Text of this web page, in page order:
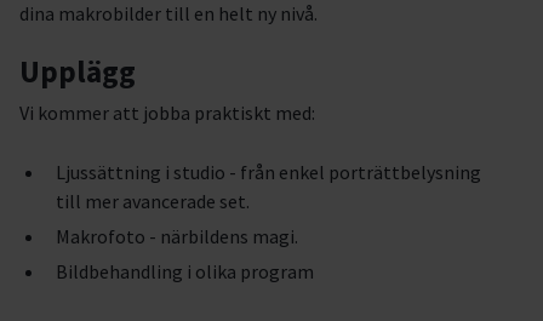
dina makrobilder till en helt ny nivå.
Upplägg
Vi kommer att jobba praktiskt med:
Ljussättning i studio - från enkel porträttbelysning
till mer avancerade set.
Makrofoto - närbildens magi.
Bildbehandling i olika program